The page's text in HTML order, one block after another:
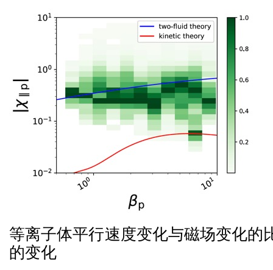
等离子体平行速度变化与磁场变化的
的变化